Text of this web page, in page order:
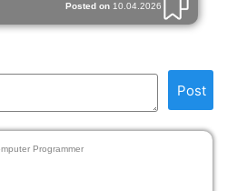
Posted on 10.04.2026
Post
Programmer